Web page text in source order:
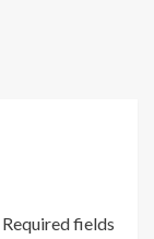
Required fields